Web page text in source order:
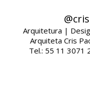
Arquitetura |
Arquiteta Cris
Tel.: 55 11 3071